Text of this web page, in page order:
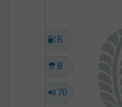
B
B
70